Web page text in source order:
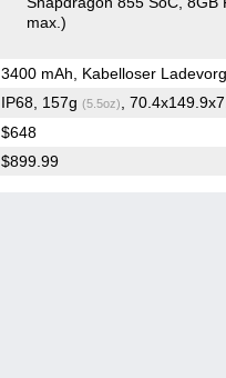
max.)
3400 mAh, Kabelloser
IP68, 157g (5.5oz) ,
$648
$899.99